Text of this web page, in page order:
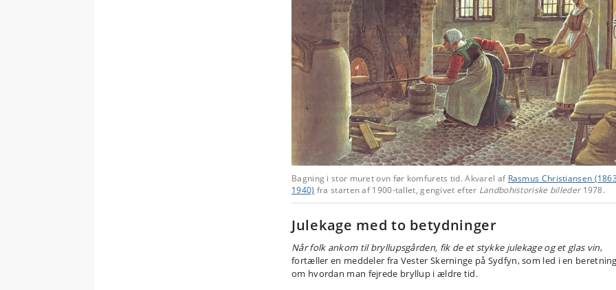
Bagning i stor muret ovn før komfurets tid.Akvarel af Rasmus Christiansen
1940) fra starten af 1900-tallet, gengivet efter Landbohistoriske billeder1978.
Julekage med to betydninger
Når folk ankom til bryllupsgården, fik de et stykke julekage og et glas vin,
fortæller en meddeler fra Vester Skerninge på Sydfyn, som led i en
om hvordan man fejrede bryllup i ældre tid.